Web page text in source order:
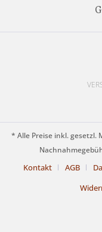
* Alle Preise inkl. gesetzl.
Kontakt AGB